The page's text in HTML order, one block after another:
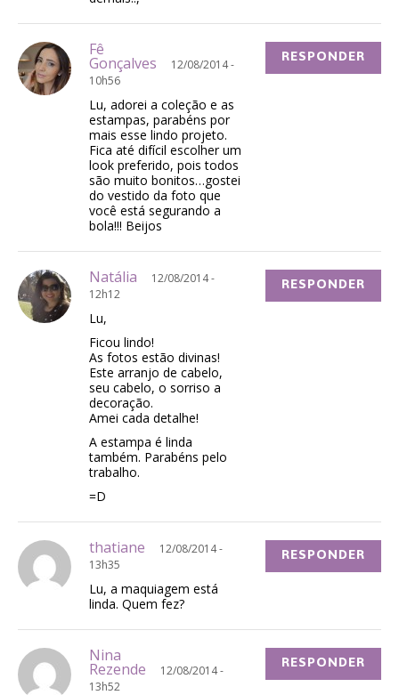
Fê
Gonçalves
12/08/2014 -
10h56
Lu, adorei a coleção e as
estampas, parabéns por
mais esse lindo projeto.
Fica até difícil escolher um
look preferido, pois todos
são muito bonitos…gostei
do vestido da foto que
você está segurando a
bola!!! Beijos
RESPONDER
Natália
12/08/2014 -
12h12
Lu,
Ficou lindo!
As fotos estão divinas!
Este arranjo de cabelo,
seu cabelo, o sorriso a
decoração.
Amei cada detalhe!
A estampa é linda
também. Parabéns pelo
trabalho.
=D
RESPONDER
thatiane
12/08/2014 -
13h35
Lu, a maquiagem está
linda. Quem fez?
RESPONDER
Nina
Rezende
12/08/2014 -
13h52
RESPONDER